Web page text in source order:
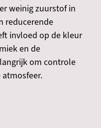
weinig zuurstof in
reducerende
invloed op de kleur
en de
om controle